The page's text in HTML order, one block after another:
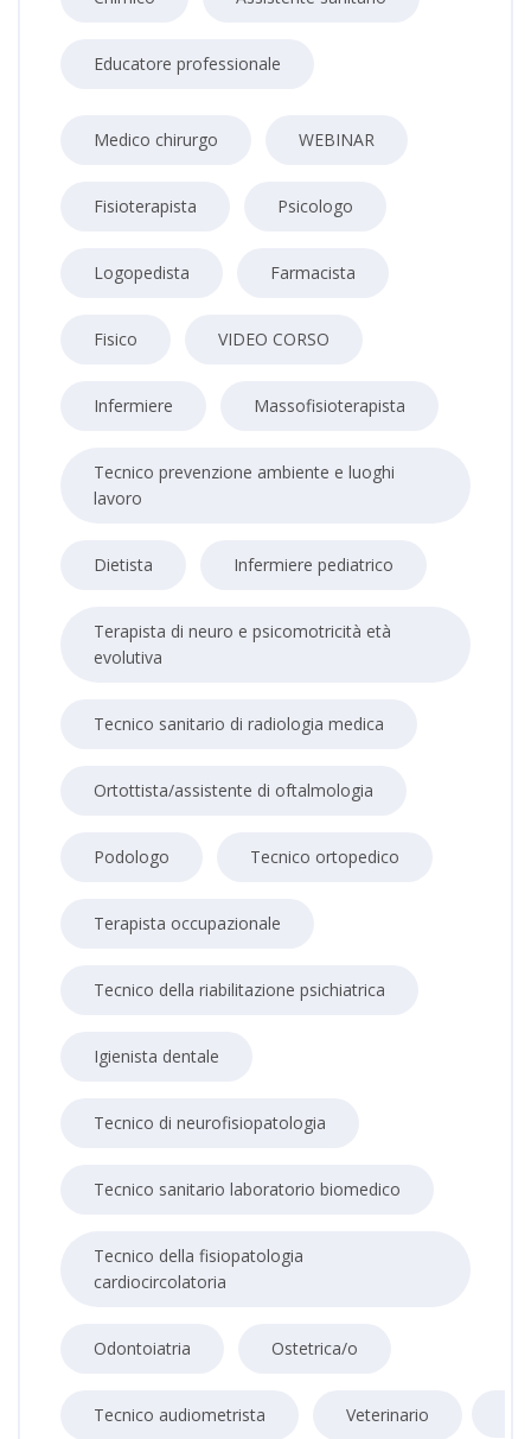
Educatore professionale
Medico chirurgo WEBINAR
Fisioterapista Psicologo
Logopedista Farmacista
Fisico VIDEO CORSO
Infermiere Massofisioterapista
Tecnico prevenzione ambiente e luoghi
lavoro
Dietista Infermiere pediatrico
Terapista di neuro e psicomotricità età
evolutiva
Tecnico sanitario di radiologia medica
Ortottista/assistente di oftalmologia
Podologo Tecnico ortopedico
Terapista occupazionale
Tecnico della riabilitazione psichiatrica
Igienista dentale
Tecnico di neurofisiopatologia
Tecnico sanitario laboratorio biomedico
Tecnico della fisiopatologia
cardiocircolatoria
Odontoiatria Ostetrica/o
Tecnico audiometrista Veterinario